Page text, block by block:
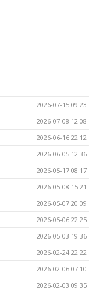
2026-07-15 09:23
2026-07-08 12:08
2026-06-16 22:12
2026-06-05 12:36
2026-05-17 08:17
2026-05-08 15:21
2026-05-07 20:09
2026-05-06 22:25
2026-05-03 19:36
2026-02-24 22:22
2026-02-06 07:10
2026-02-03 09:35